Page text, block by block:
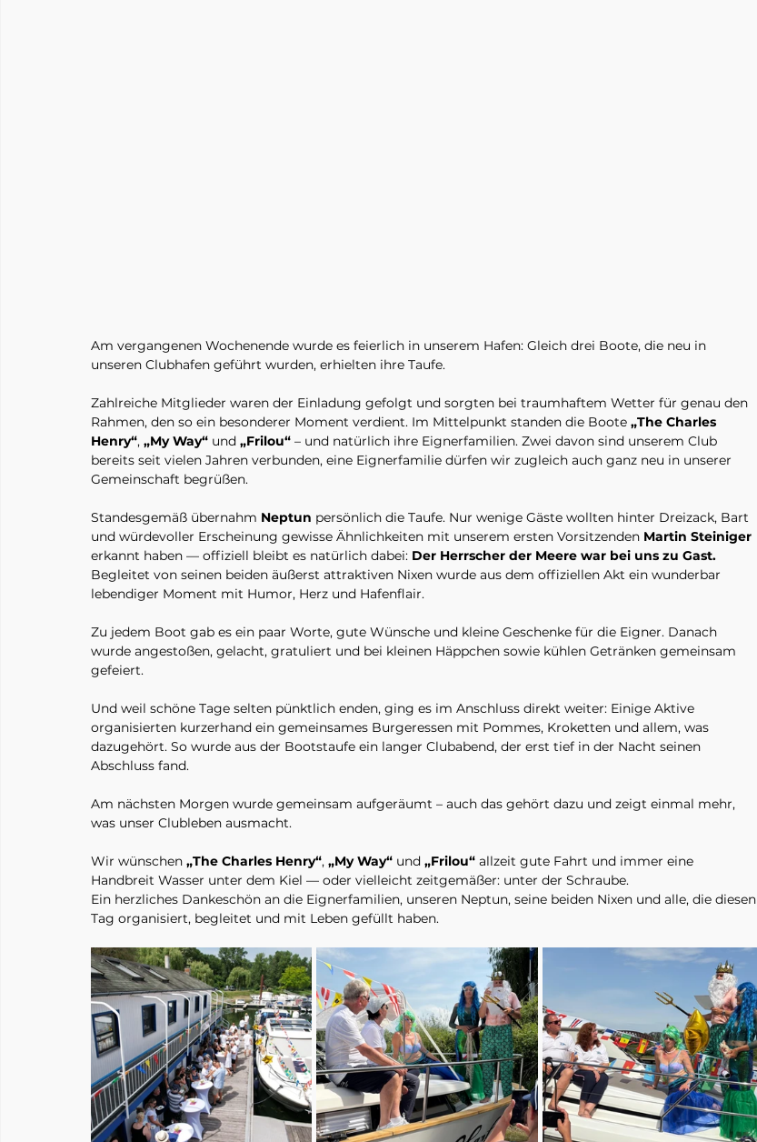
Am vergangenen Wochenende wurde es feierlich in unserem Hafen: Gleich drei Boote, die neu in
unseren Clubhafen geführt wurden, erhielten ihre Taufe.
Zahlreiche Mitglieder waren der Einladung gefolgt und sorgten bei traumhaftem Wetter für genau den
Rahmen, den so ein besonderer Moment verdient. Im Mittelpunkt standen die Boote „The Charles
Henry“, „My Way“ und „Frilou“ – und natürlich ihre Eignerfamilien. Zwei davon sind unserem Club
bereits seit vielen Jahren verbunden, eine Eignerfamilie dürfen wir zugleich auch ganz neu in unserer
Gemeinschaft begrüßen.
Standesgemäß übernahm Neptun persönlich die Taufe. Nur wenige Gäste wollten hinter Dreizack, Bart
und würdevoller Erscheinung gewisse Ähnlichkeiten mit unserem ersten Vorsitzenden Martin Steiniger
erkannt haben — offiziell bleibt es natürlich dabei: Der Herrscher der Meere war bei uns zu Gast.
Begleitet von seinen beiden äußerst attraktiven Nixen wurde aus dem offiziellen Akt ein wunderbar
lebendiger Moment mit Humor, Herz und Hafenflair.
Zu jedem Boot gab es ein paar Worte, gute Wünsche und kleine Geschenke für die Eigner. Danach
wurde angestoßen, gelacht, gratuliert und bei kleinen Häppchen sowie kühlen Getränken gemeinsam
gefeiert.
Und weil schöne Tage selten pünktlich enden, ging es im Anschluss direkt weiter: Einige Aktive
organisierten kurzerhand ein gemeinsames Burgeressen mit Pommes, Kroketten und allem, was
dazugehört. So wurde aus der Bootstaufe ein langer Clubabend, der erst tief in der Nacht seinen
Abschluss fand.
Am nächsten Morgen wurde gemeinsam aufgeräumt – auch das gehört dazu und zeigt einmal mehr,
was unser Clubleben ausmacht.
Wir wünschen „The Charles Henry“, „My Way“ und „Frilou“ allzeit gute Fahrt und immer eine
Handbreit Wasser unter dem Kiel — oder vielleicht zeitgemäßer: unter der Schraube.
Ein herzliches Dankeschön an die Eignerfamilien, unseren Neptun, seine beiden Nixen und alle, die diesen
Tag organisiert, begleitet und mit Leben gefüllt haben.